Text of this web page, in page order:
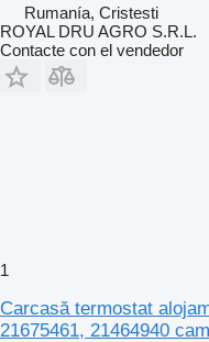
Rumanía, Cristesti
ROYAL DRU AGRO S.R.L.
Contacte con el vendedor
1
Carcasă termostat
21675461, 21464940